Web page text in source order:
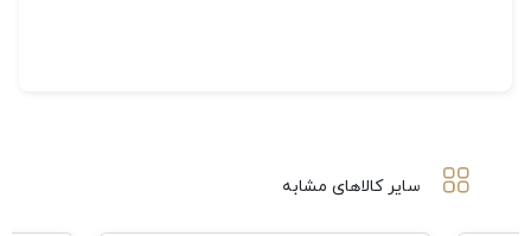
سایر کالاهای مشابه